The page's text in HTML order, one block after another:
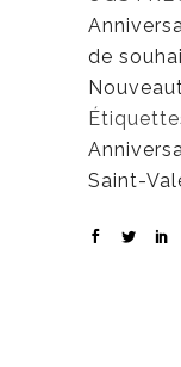
de
Saint-